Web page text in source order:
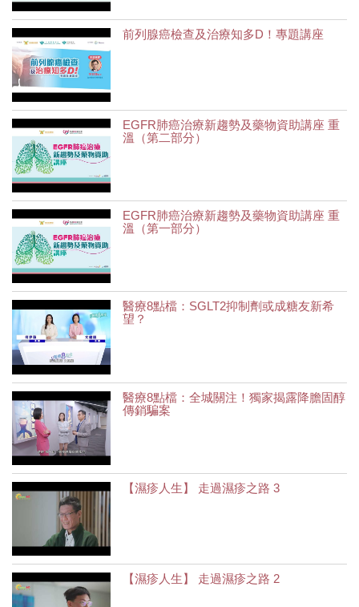
前列腺癌檢查及治療知多D！專題講座
EGFR肺癌治療新趨勢及藥物資助講座 重
溫（第二部分）
EGFR肺癌治療新趨勢及藥物資助講座 重
溫（第一部分）
醫療8點檔：SGLT2抑制劑或成糖友新希
望？
醫療8點檔：全城關注！獨家揭露降膽固醇
傳銷騙案
【濕疹人生】 走過濕疹之路 3
【濕疹人生】 走過濕疹之路 2